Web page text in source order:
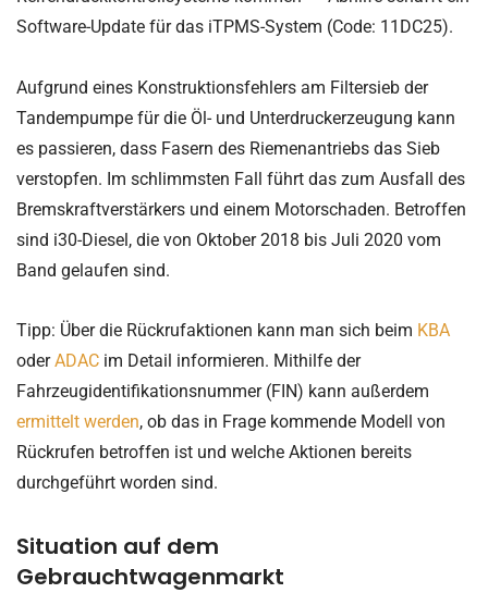
Software-Update für das iTPMS-System (Code: 11DC25).
Aufgrund eines Konstruktionsfehlers am Filtersieb der
Tandempumpe für die Öl- und Unterdruckerzeugung kann
es passieren, dass Fasern des Riemenantriebs das Sieb
verstopfen. Im schlimmsten Fall führt das zum Ausfall des
Bremskraftverstärkers und einem Motorschaden. Betroffen
sind i30-Diesel, die von Oktober 2018 bis Juli 2020 vom
Band gelaufen sind.
Tipp: Über die Rückrufaktionen kann man sich beim KBA
oderADAC im Detail informieren. Mithilfe der
Fahrzeugidentifikationsnummer (FIN) kann außerdem
ermittelt werden, ob das in Frage kommende Modell von
Rückrufen betroffen ist und welche Aktionen bereits
durchgeführt worden sind.
Situation auf dem
Gebrauchtwagenmarkt